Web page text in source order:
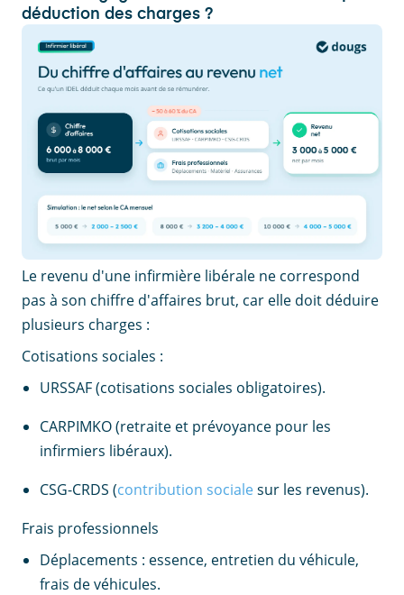
déduction des charges ?
Le revenu d'une infirmière libérale ne correspond
pas à son chiffre d'affaires brut, car elle doit déduire
plusieurs charges :
Cotisations sociales :
URSSAF (cotisations sociales obligatoires).
CARPIMKO (retraite et prévoyance pour les
infirmiers libéraux).
CSG-CRDS (contribution socialesur les revenus).
Frais professionnels
Déplacements : essence, entretien du véhicule,
frais de véhicules.